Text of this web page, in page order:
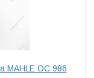
MAHLE OC 986